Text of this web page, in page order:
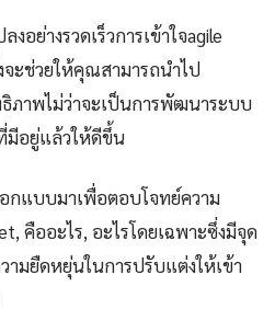
อย่างรวดเร็วการเข้าใจagile
จะช่วยให้คุณสามารถนำไป
ภาพไม่ว่าจะเป็นการพัฒนาระบบ
มีอยู่แล้วให้ดีขึ้น
กแบบมาเพื่อตอบโจทย์ความ
คืออะไร, อะไรโดยเฉพาะซึ่งมีจุด
มยืดหยุ่นในการปรับแต่งให้เข้า